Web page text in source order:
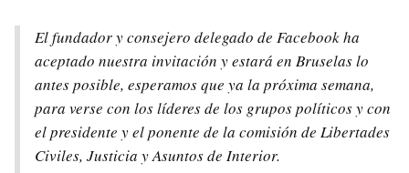
El fundador y consejero delegado de Facebook ha
aceptado nuestra invitación y estará en Bruselas lo
antes posible, esperamos que ya la próxima semana,
para verse con los líderes de los grupos políticos y con
el presidente y el ponente de la comisión de Libertades
Civiles, Justicia y Asuntos de Interior.